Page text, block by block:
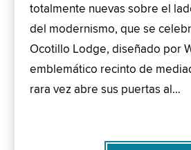
totalmente nuevas sobre el
del modernismo, que se
Ocotillo Lodge, diseñado por
emblemático recinto de
rara vez abre sus puertas al…